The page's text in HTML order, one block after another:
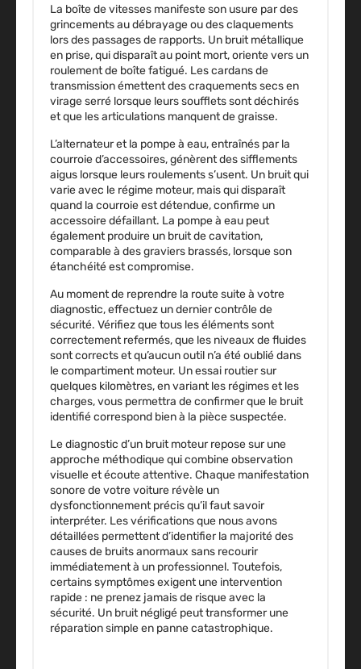
La boîte de vitesses manifeste son usure par des
grincements au débrayageou des claquements
lors des passages de rapports. Un bruit métallique
en prise, qui disparaît au point mort, oriente vers un
roulement de boîte fatigué. Les cardans de
transmission émettent des craquements secs en
virage serré lorsque leurs soufflets sont déchirés
et que les articulations manquent de graisse.
L’alternateur et la pompe à eau, entraînés par la
courroie d’accessoires, génèrent des sifflements
aigus lorsque leurs roulements s’usent. Un bruit qui
varie avec le régime moteur, mais qui disparaît
quand la courroie est détendue, confirme un
accessoire défaillant. La pompe à eau peut
également produire un bruit de cavitation,
comparable à des graviers brassés, lorsque son
étanchéité est compromise.
Au moment de reprendre la route suite à votre
diagnostic, effectuez undernier contrôle de
sécurité. Vérifiez que tous les éléments sont
correctement refermés, que les niveaux de fluides
sont corrects et qu’aucun outil n’a été oublié dans
le compartiment moteur. Un essai routier sur
quelques kilomètres, en variant les régimes et les
charges, vous permettra de confirmer que le bruit
identifié correspond bien à la pièce suspectée.
Lediagnostic d’un bruitmoteur repose sur une
approche méthodique qui combine observation
visuelle et écoute attentive. Chaque manifestation
sonore de votre voiture révèle un
dysfonctionnement précis qu’il faut savoir
interpréter. Les vérifications que nous avons
détaillées permettent d’identifier la majorité des
causes de bruits anormaux sans recourir
immédiatement à un professionnel. Toutefois,
certains symptômes exigent une intervention
rapide : ne prenez jamais de risque avec la
sécurité. Un bruit négligé peut transformer une
réparation simple en panne catastrophique.